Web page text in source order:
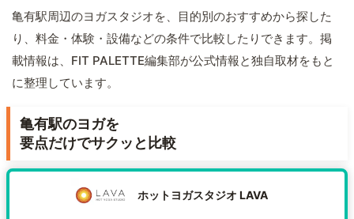
亀有駅周辺のヨガスタジオを、目的別のおすすめから探した
り、料金・体験・設備などの条件で比較したりできます。掲
載情報は、FIT PALETTE編集部が公式情報と独自取材をもと
に整理しています。
亀有駅のヨガを
要点だけでサクッと比較
ホットヨガスタジオ LAVA